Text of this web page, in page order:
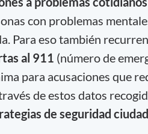
con problemas
Para eso también
al 911 (número de
para acusaciones que
de estos datos
de seguridad